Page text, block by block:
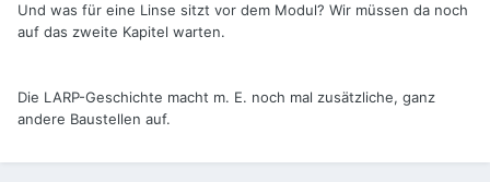
Und was für eine Linse sitzt vor dem Modul? Wir müssen da noch
auf das zweite Kapitel warten.
Die LARP-Geschichte macht m. E. noch mal zusätzliche, ganz
andere Baustellen auf.